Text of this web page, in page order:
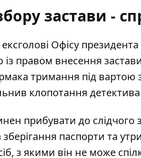
застави -
Офісу
правом внесення
тримання під вартою
клопотання
прибувати до
паспорти та
з якими він не може